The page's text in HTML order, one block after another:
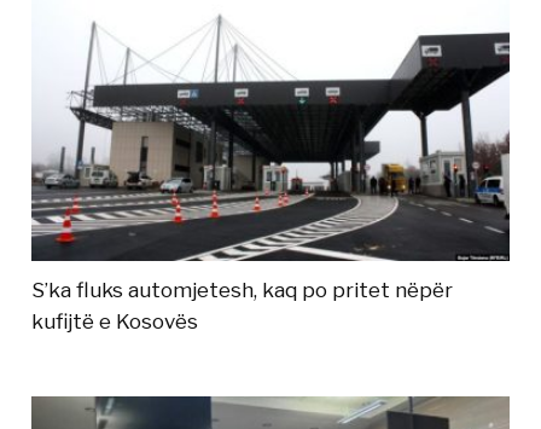
S’ka fluks automjetesh, kaq po pritet nëpër
kufijtë e Kosovës